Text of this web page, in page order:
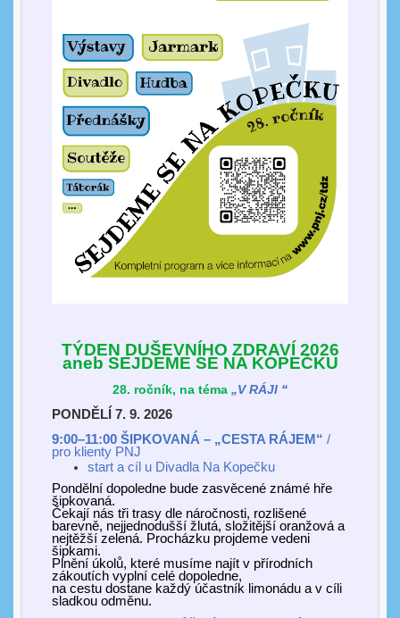
TÝDEN DUŠEVNÍHO ZDRAVÍ 2026
aneb SEJDEME SE NA KOPEČKU
28. ročník, na téma „V RÁJI “
PONDĚLÍ 7. 9. 2026
9:00–11:00 ŠIPKOVANÁ –„CESTA RÁJEM“ /
pro klienty PNJ
start a cíl u Divadla Na Kopečku
Pondělní dopoledne bude zasvěcené známé hře
šipkovaná.
Čekají nás tři trasy dle náročnosti, rozlišené
barevně, nejjednodušší žlutá, složitější oranžová a
nejtěžší zelená. Procházku projdeme vedeni
šipkami.
Plnění úkolů, které musíme najít v přírodních
zákoutích vyplní celé dopoledne,
na cestu dostane každý účastník limonádu a v cíli
sladkou odměnu.